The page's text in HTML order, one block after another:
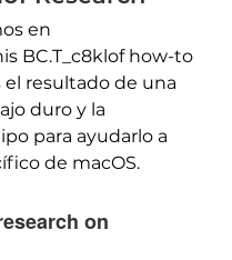
en
BC.T_c8klof how-to
el resultado de una
duro y la
para ayudarlo a
de macOS.
on